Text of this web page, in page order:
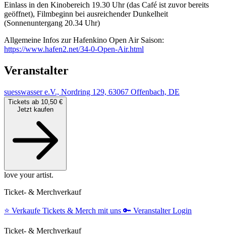
Einlass in den Kinobereich 19.30 Uhr (das Café ist zuvor bereits
geöffnet), Filmbeginn bei ausreichender Dunkelheit
(Sonnenuntergang 20.34 Uhr)
Allgemeine Infos zur Hafenkino Open Air Saison:
https://www.hafen2.net/34-0-Open-Air.html
Veranstalter
suesswasser e.V., Nordring 129, 63067 Offenbach, DE
Tickets ab 10,50 €
Jetzt kaufen
love your artist.
Ticket- & Merchverkauf
⭐️ Verkaufe Tickets & Merch mit uns 🔑 Veranstalter Login
Ticket- & Merchverkauf